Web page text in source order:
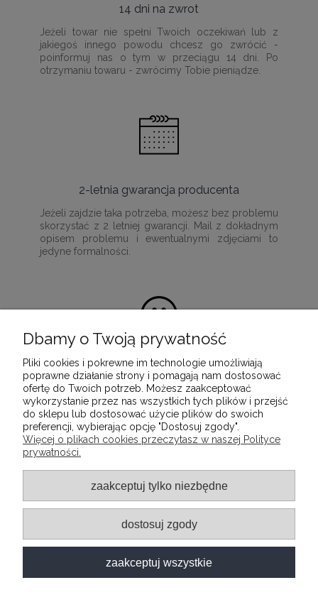
14 dni na zwrot
Jeżeli towar nie spełni Twoich oczekiwań lub z
jakiegoś innego powodu chcesz go zwrócić -
poinformuj nas o tym w przeciągu 14 dni. Po
otrzymaniu towaru - zwrócimy Tobie pieniądze.
2-letnia gwarancja producenta
Jeżeli zajdzie taka potrzeba, możesz bez problemu
skorzystać z 2 letniej gwarancji. Mail z dokładnym
opisem problemu i ewentualnymi zdjęciami to
jedyne formalności.
100% satysfakcji z zakupu
Ponieważ naszą misją jest dostarczenie
wartościowych i wysokiej jakości produktów, które
służyć będą przez wiele lat.
POMOC
MOJE KONTO
Dbamy o Twoją prywatność
Pliki cookies i pokrewne im technologie umożliwiają
poprawne działanie strony i pomagają nam dostosować
ofertę do Twoich potrzeb. Możesz zaakceptować
wykorzystanie przez nas wszystkich tych plików i przejść
do sklepu lub dostosować użycie plików do swoich
preferencji, wybierając opcję "Dostosuj zgody".
Więcej o plikach cookies przeczytasz w naszej Polityce
prywatności.
zaakceptuj tylko niezbędne
dostosuj zgody
zaakceptuj wszystkie